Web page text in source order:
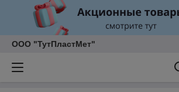
ООО "ТутПластМет"